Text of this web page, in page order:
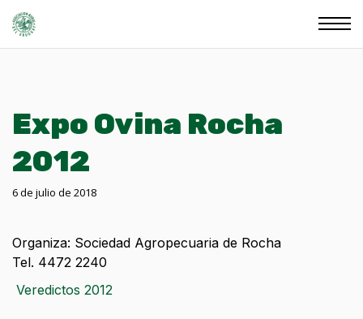
Expo Ovina Rocha
2012
6 de julio de 2018
Organiza: Sociedad Agropecuaria de Rocha
Tel. 4472 2240
Veredictos 2012